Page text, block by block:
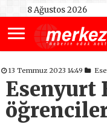
8 Ağustos 2026
13 Temmuz 2023 14:49
Esenyurt